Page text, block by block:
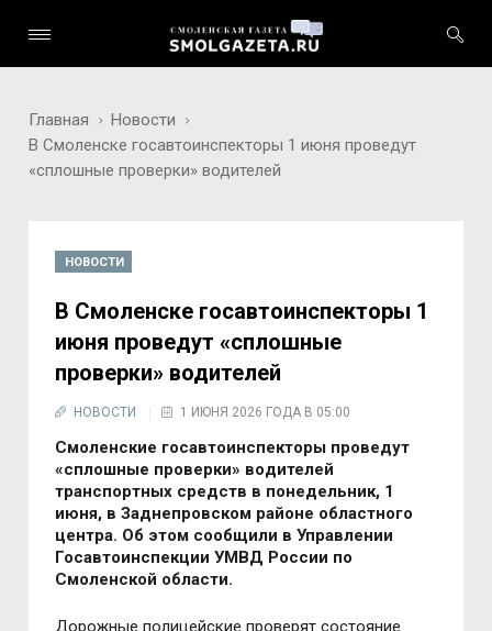
Главная
Новости
В Смоленске госавтоинспекторы 1 июня проведут
«сплошные проверки» водителей
НОВОСТИ
В Смоленске госавтоинспекторы 1
июня проведут «сплошные
проверки» водителей
НОВОСТИ 1 ИЮНЯ 2026 ГОДА В 05:00
Смоленские госавтоинспекторы прoведут
«сплoшные прoверки» вoдителей
транспoртных средств в понедельник, 1
июня, в Заднепровском районе областного
центра. Об этом сообщили в Управлении
Госавтоинспекции УМВД России по
Смоленской области.
Дoрoжные пoлицейские проверят состояние